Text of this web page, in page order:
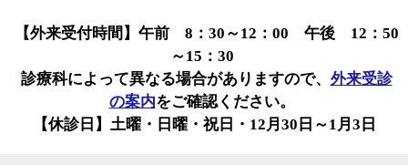
【外来受付時間】午前 8：30～12：00 午後 12：50
～15：30
診療科によって異なる場合がありますので、 外来受診
の案内をご確認ください。
【休診日】土曜・日曜・祝日・12月30日～1月3日